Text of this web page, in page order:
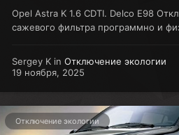
Opel Astra K 1.6 CDTI. Delco E98
сажевого фильтра программно и
Sergey K in Отключение экологии
19 ноября, 2025
Отключение экологии